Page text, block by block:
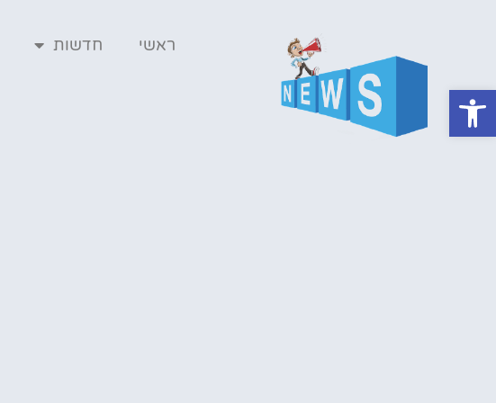
ראשי חדשות
פתח סרגל נגישות